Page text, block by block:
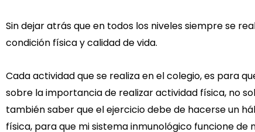
Sin dejar atrás que en todos los niveles siempre se
condición física y calidad de vida.
Cada actividad que se realiza en el colegio, es para
sobre la importancia de realizar actividad física, no
también saber que el ejercicio debe de hacerse un
física, para que mi sistema inmunológico funcione